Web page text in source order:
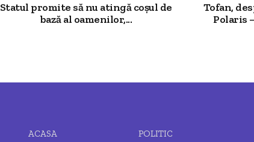
Statul promite să nu atingă coșul de
bază al oamenilor,...
Tofan,
Polaris
ACASA POLITIC